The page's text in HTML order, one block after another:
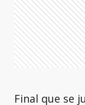
Final que se